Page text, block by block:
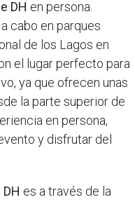
DH en persona.
cabo en parques
de los Lagos en
el lugar perfecto para
ya que ofrecen unas
la parte superior de
en persona,
y disfrutar del
es a través de la